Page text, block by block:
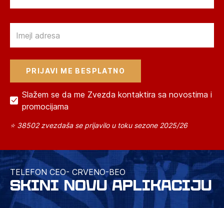
Slažem se da me Zvezda kontaktira sa novostima i
promocijama
⭐ 38502 zvezdaša se prijavilo u toku sezone 2025/26
TELEFON CEO- CRVENO-BEO
SKINI NOVU APLIKACIJU